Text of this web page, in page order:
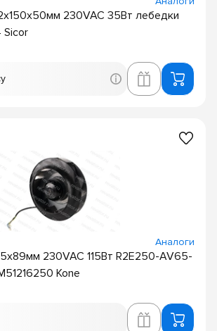
230VAC 35Вт лебедки
Sicor
Аналоги
230VAC 115Вт R2E250-AV65-
Kone